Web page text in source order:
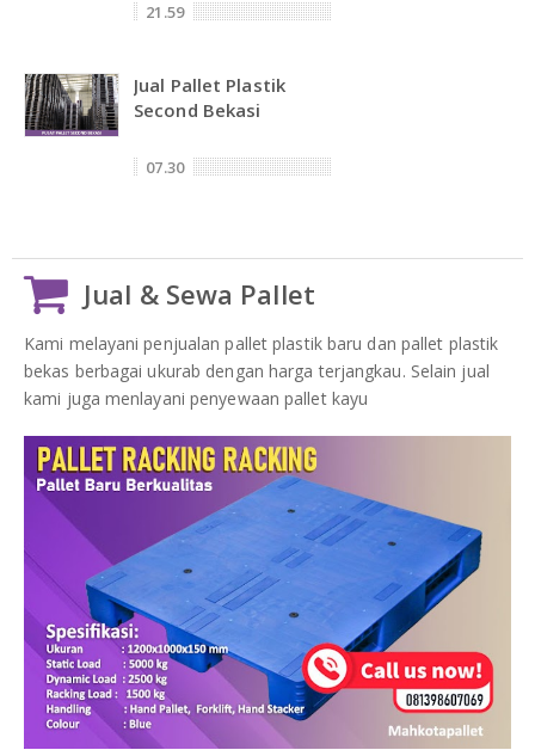
21.59
Jual Pallet Plastik
Second Bekasi
07.30
Jual & Sewa Pallet
Kami melayani penjualan pallet plastik baru dan pallet plastik
bekas berbagai ukurab dengan harga terjangkau. Selain jual
kami juga menlayani penyewaan pallet kayu